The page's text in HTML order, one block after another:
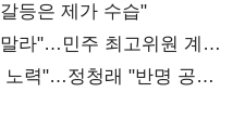
등은 제가 수습"
라"…민주 최고위원 계파
노력"…정청래 "반명 공세